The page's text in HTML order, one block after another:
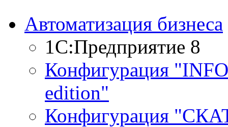
Автоматизация бизнеса
1С:Предприятие 8
Конфигурация
edition"
Конфигурация